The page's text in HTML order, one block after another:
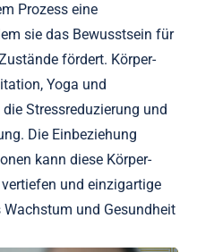
Prozess eine
sie das Bewusstsein für
fördert. Körper-
Yoga und
Stressreduzierung und
Die Einbeziehung
kann diese Körper-
und einzigartige
und Gesundheit